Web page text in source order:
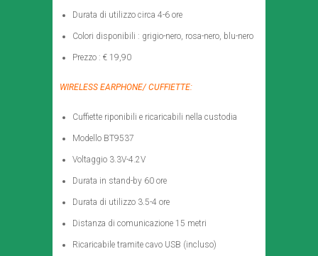
Durata di utilizzo circa 4-6 ore
Colori disponibili : grigio-nero, rosa-nero, blu-nero
Prezzo : € 19,90
WIRELESS EARPHONE/ CUFFIETTE:
Cuffiette riponibili e ricaricabili nella custodia
Modello BT9537
Voltaggio 3.3V-4.2V
Durata in stand-by 60 ore
Durata di utilizzo 3.5-4 ore
Distanza di comunicazione 15 metri
Ricaricabile tramite cavo USB (incluso)